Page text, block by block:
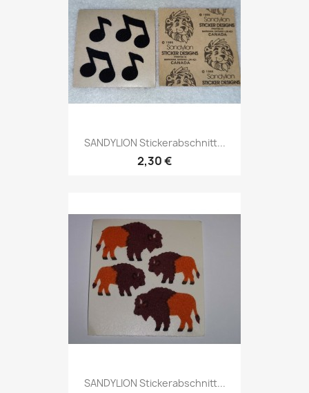
SANDYLION Stickerabschnitt...
2,30 €
SANDYLION Stickerabschnitt...